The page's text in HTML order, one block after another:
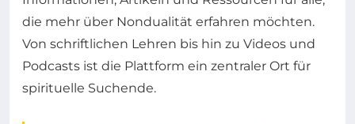
die mehr über Nondualität erfahren möchten.
Von schriftlichen Lehren bis hin zu Videos und
Podcasts ist die Plattform ein zentraler Ort für
spirituelle Suchende.